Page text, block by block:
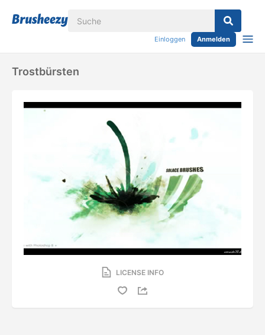
Einloggen Anmelden
Trostbürsten
LICENSE INFO